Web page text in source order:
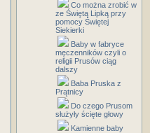
Co można zrobić w
ze Świętą Lipką przy
pomocy Świętej
Siekierki
Baby w fabryce
męczenników czyli o
religii Prusów ciąg
dalszy
Baba Pruska z
Prątnicy
Do czego Prusom
służyły ścięte głowy
Kamienne baby